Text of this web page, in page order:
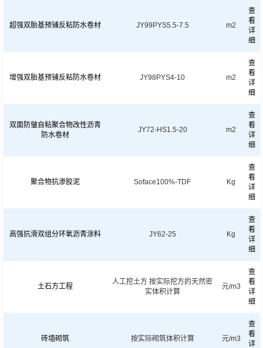
超强双胎基预铺反粘防水卷材 JY99PYS5.5-7.5 m2
查
看
详
细
增强双胎基预铺反粘防水卷材 JY98PYS4-10 m2
查
看
详
细
双面防皱自粘聚合物改性沥青
防水卷材
JY72-HS1.5-20 m2
查
看
详
细
聚合物抗渗胶泥 Soface100%-TDF Kg
查
看
详
细
高强抗滑双组分环氧沥青涂料 JY62-25 Kg
查
看
详
细
土石方工程
人工挖土方 按实际挖方的天然密
实体积计算
元/m3
查
看
详
细
砖墙砌筑 按实际砌筑体积计算 元/m3
查
看
详